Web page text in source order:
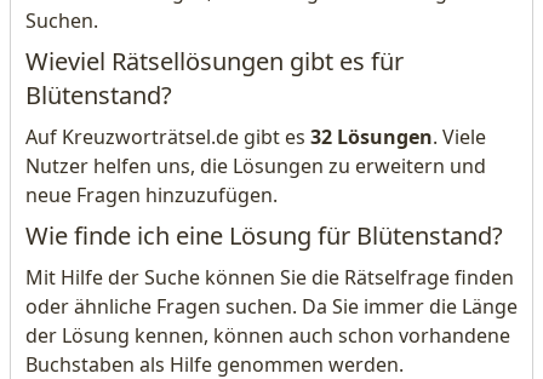
Suchen.
Wieviel Rätsellösungen gibt es für
Blütenstand?
Auf Kreuzworträtsel.de gibt es 32 Lösungen. Viele
Nutzer helfen uns, die Lösungen zu erweitern und
neue Fragen hinzuzufügen.
Wie finde ich eine Lösung für Blütenstand?
Mit Hilfe der Suche können Sie die Rätselfrage finden
oder ähnliche Fragen suchen. Da Sie immer die Länge
der Lösung kennen, können auch schon vorhandene
Buchstaben als Hilfe genommen werden.